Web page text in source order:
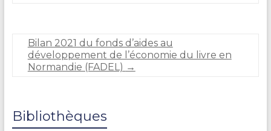
Bilan 2021 du fonds d’aides au
développement de l’économie du livre en
Normandie (FADEL) →
Bibliothèques